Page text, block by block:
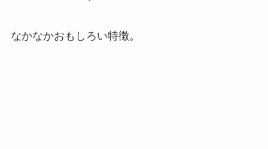
なかなかおもしろい特徴。